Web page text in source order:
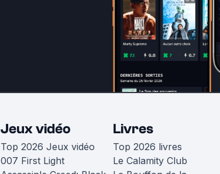
Jeux vidéo
Top 2026 Jeux vidéo
007 First Light
Livres
Top 2026 livres
Le Calamity Club